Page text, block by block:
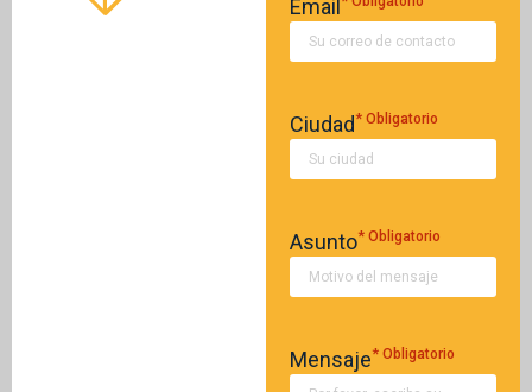
contacto@consejoderedaccion.org.
Email
Ciudad* Obligatorio
Asunto* Obligatorio
Mensaje* Obligatorio